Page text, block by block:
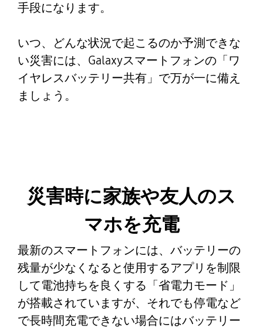
手段になります。
いつ、どんな状況で起こるのか予測できな
い災害には、Galaxyスマートフォンの「ワ
イヤレスバッテリー共有」で万が一に備え
ましょう。
災害時に家族や友人のス
マホを充電
最新のスマートフォンには、バッテリーの
残量が少なくなると使用するアプリを制限
して電池持ちを良くする「省電力モード」
が搭載されていますが、それでも停電など
で長時間充電できない場合にはバッテリー